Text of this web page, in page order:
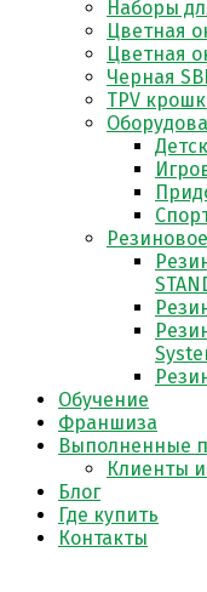
Наборы
Цветная
Цветная
Черная
TPV
Обучение
Франшиза
Выполненные
Клиенты
Блог
Где купить
Контакты